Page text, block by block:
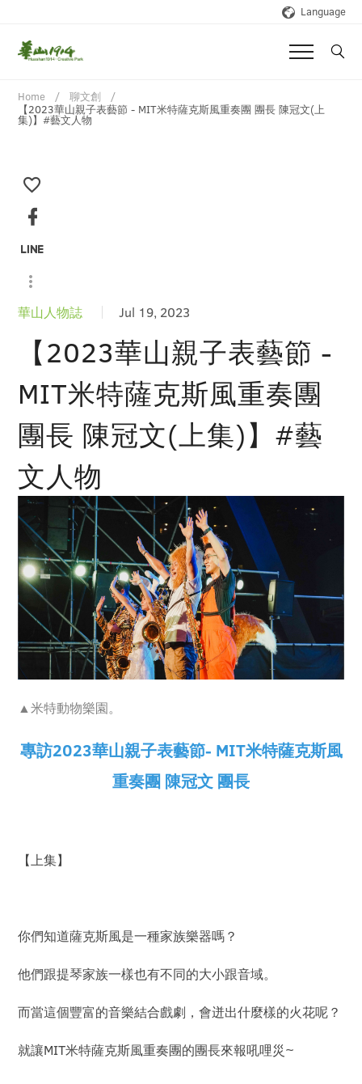
Language
Home
聊文創
【2023華山親子表藝節 - MIT米特薩克斯風重奏團 團長 陳冠文(上
集)】#藝文人物
華山人物誌 Jul 19, 2023
【2023華山親子表藝節 -
MIT米特薩克斯風重奏團
團長 陳冠文(上集)】#藝
文人物
▲米特動物樂園。
專訪2023華山親子表藝節- MIT米特薩克斯風
重奏團 陳冠文 團長
【上集】
你們知道薩克斯風是一種家族樂器嗎？
他們跟提琴家族一樣也有不同的大小跟音域。
而當這個豐富的音樂結合戲劇，會迸出什麼樣的火花呢？
就讓MIT米特薩克斯風重奏團的團長來報吼哩災~